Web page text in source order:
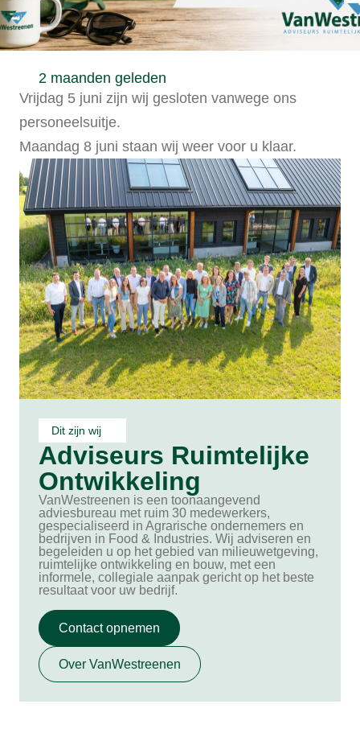
2 maanden geleden
Vrijdag 5 juni zijn wij gesloten vanwege ons
personeelsuitje.
Maandag 8 juni staan wij weer voor u klaar.
Dit zijn wij
Adviseurs Ruimtelijke
Ontwikkeling
VanWestreenen is een toonaangevend
adviesbureau met ruim 30 medewerkers,
gespecialiseerd in Agrarische ondernemers en
bedrijven in Food & Industries. Wij adviseren en
begeleiden u op het gebied van milieuwetgeving,
ruimtelijke ontwikkeling en bouw, met een
informele, collegiale aanpak gericht op het beste
resultaat voor uw bedrijf.
Contact opnemen
Over VanWestreenen